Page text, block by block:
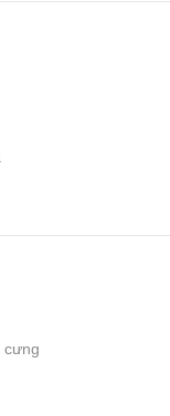
cưng